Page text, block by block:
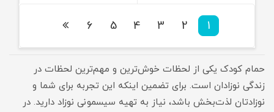
1
2
3
4
5
6
حمام کودک یکی از لحظات خوش‌ترین و مهم‌ترین لحظات در
زندگی نوزادان است. برای تضمین اینکه این تجربه برای شما و
نوزادتان لذت‌بخش باشد، نیاز به تهیه سیسمونی نوزاد دارید. در